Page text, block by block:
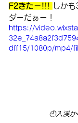
F2きたー!!! しか
ダーだぁー！
https://
dff15/1080p/mp4/
🕘入渓